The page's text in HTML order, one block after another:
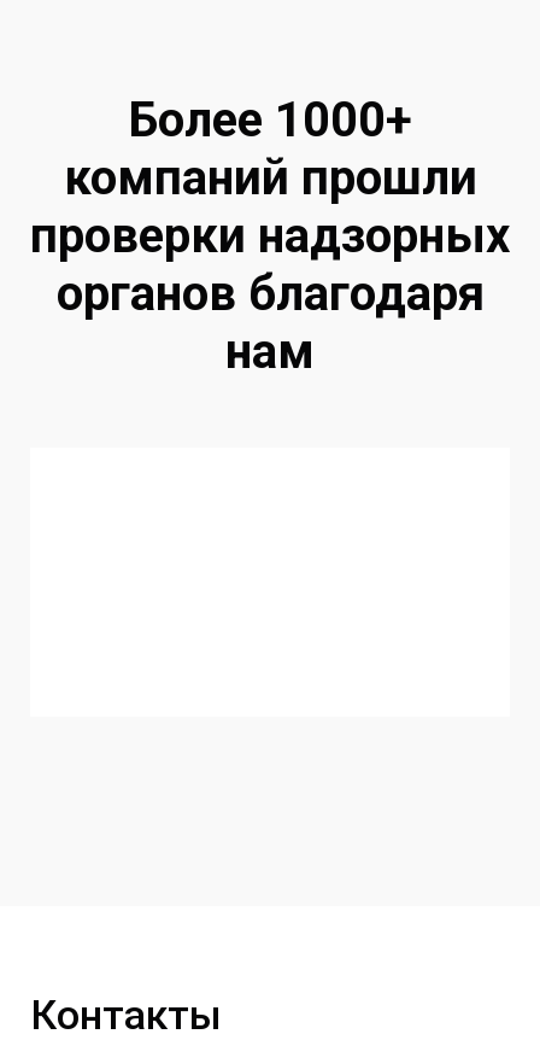
Более 1000+
компаний прошли
проверки надзорных
органов благодаря
нам
Контакты